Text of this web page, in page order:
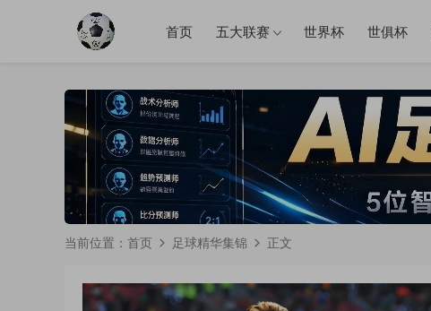
首页 五大联赛 世界杯 世俱杯
当前位置： 首页 足球精华集锦 正文